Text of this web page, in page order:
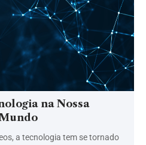
na Nossa
a tecnologia tem se tornado